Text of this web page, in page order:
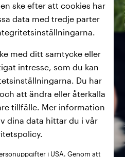
ske efter att cookies har
data med tredje parter
med ditt samtycke eller
intresse, som du kan
Du har
att ändra eller återkalla
tillfälle. Mer information
dina data hittar du i vår
i USA. Genom att